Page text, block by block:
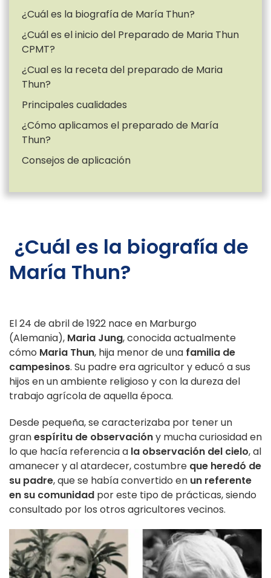
¿Cuál es la biografía de María Thun?
¿Cuál es el inicio del Preparado de Maria Thun
CPMT?
¿Cual es la receta del preparado de Maria
Thun?
Principales cualidades
¿Cómo aplicamos el preparado de María
Thun?
Consejos de aplicación
¿Cuál es la biografía de
María Thun?
El 24 de abril de 1922 nace en Marburgo
(Alemania), Maria Jung, conocida actualmente
cómo Maria Thun, hija menor de una familia de
campesinos. Su padre era agricultor y educó a sus
hijos en un ambiente religioso y con la dureza del
trabajo agrícola de aquella época.
Desde pequeña, se caracterizaba por tener un
granespíritu de observacióny mucha curiosidad en
lo que hacía referencia a la observación del cielo, al
amanecer y al atardecer, costumbre que heredó de
su padre, que se había convertido en un referente
en su comunidad por este tipo de prácticas, siendo
consultado por los otros agricultores vecinos.